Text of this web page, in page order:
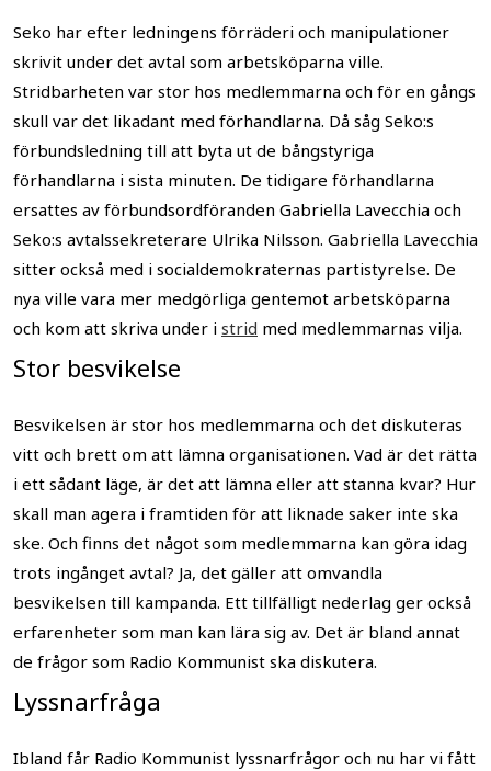
Seko har efter ledningens förräderi och manipulationer
skrivit under det avtal som arbetsköparna ville.
Stridbarheten var stor hos medlemmarna och för en gångs
skull var det likadant med förhandlarna. Då såg Seko:s
förbundsledning till att byta ut de bångstyriga
förhandlarna i sista minuten. De tidigare förhandlarna
ersattes av förbundsordföranden Gabriella Lavecchia och
Seko:s avtalssekreterare Ulrika Nilsson. Gabriella Lavecchia
sitter också med i socialdemokraternas partistyrelse. De
nya ville vara mer medgörliga gentemot arbetsköparna
och kom att skriva under i strid med medlemmarnas vilja.
Stor besvikelse
Besvikelsen är stor hos medlemmarna och det diskuteras
vitt och brett om att lämna organisationen. Vad är det rätta
i ett sådant läge, är det att lämna eller att stanna kvar? Hur
skall man agera i framtiden för att liknade saker inte ska
ske. Och finns det något som medlemmarna kan göra idag
trots ingånget avtal? Ja, det gäller att omvandla
besvikelsen till kampanda. Ett tillfälligt nederlag ger också
erfarenheter som man kan lära sig av. Det är bland annat
de frågor som Radio Kommunist ska diskutera.
Lyssnarfråga
Ibland får Radio Kommunist lyssnarfrågor och nu har vi fått